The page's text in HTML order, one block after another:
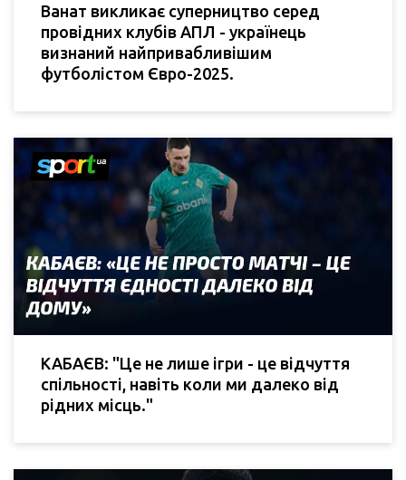
Ванат викликає суперництво серед
провідних клубів АПЛ - українець
визнаний найпривабливішим
футболістом Євро-2025.
КАБАЄВ: "Це не лише ігри - це відчуття
спільності, навіть коли ми далеко від
рідних місць."